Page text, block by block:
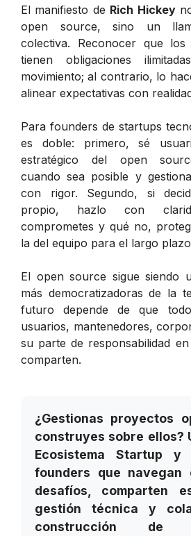
El manifiesto de Rich Hickey
open source, sino un
colectiva. Reconocer que los
tienen obligaciones
movimiento; al contrario, lo
alinear expectativas con
Para founders de startups
es doble: primero, sé
estratégico del open
cuando sea posible y
con rigor. Segundo, si
propio, hazlo con
comprometes y qué no,
la del equipo para el largo
El open source sigue siendo
más democratizadoras de la
futuro depende de que
usuarios, mantenedores,
su parte de responsabilidad
comparten.
¿Gestionas proyectos
construyes sobre ellos?
Ecosistema Startup y
founders que navegan
desafíos, comparten
gestión técnica y
construcción de